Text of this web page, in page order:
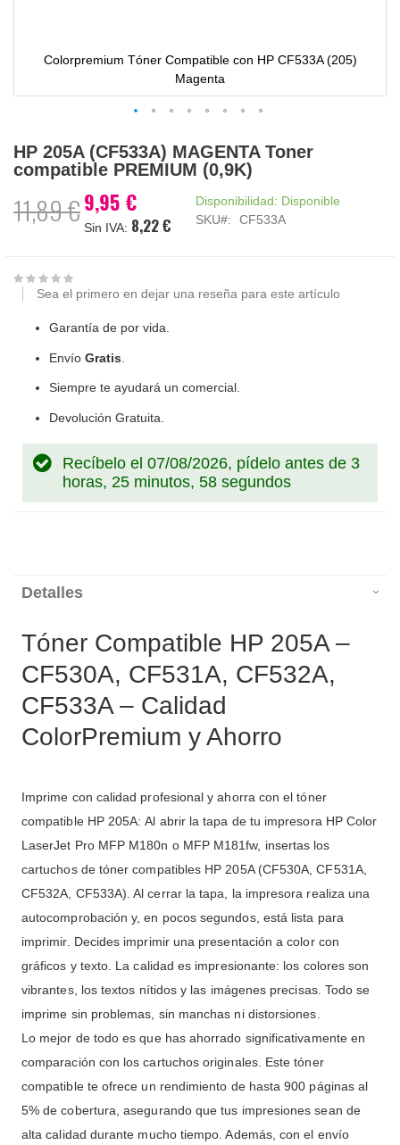
Colorpremium Tóner Compatible con HP CF533A (205)
Magenta
al
comienzo
la
galería
HP 205A (CF533A) MAGENTA Toner
compatible PREMIUM (0,9K)
11,89 € Precio
especial
9,95 €
8,22 €
Disponibilidad: Disponible
SKU
CF533A
Sea el primero en dejar una reseña para este artículo
Garantía de por vida.
Envío Gratis
Siempre te ayudará un comercial.
Devolución Gratuita.
Recíbelo el 07/08/2026, pídelo antes de 3
horas, 25 minutos, 57 segundos
Detalles
Tóner Compatible HP 205A –
CF530A, CF531A, CF532A,
CF533A – Calidad
ColorPremium y Ahorro
Imprime con calidad profesional y ahorra con el tóner
compatible HP 205A: Al abrir la tapa de tu impresora HP Color
LaserJet Pro MFP M180n o MFP M181fw, insertas los
cartuchos de tóner compatibles HP 205A (CF530A, CF531A,
CF532A, CF533A). Al cerrar la tapa, la impresora realiza una
autocomprobación y, en pocos segundos, está lista para
imprimir. Decides imprimir una presentación a color con
gráficos y texto. La calidad es impresionante: los colores son
vibrantes, los textos nítidos y las imágenes precisas. Todo se
imprime sin problemas, sin manchas ni distorsiones.
Lo mejor de todo es que has ahorrado significativamente en
comparación con los cartuchos originales. Este tóner
compatible te ofrece un rendimiento de hasta 900 páginas al
5% de cobertura, asegurando que tus impresiones sean de
alta calidad durante mucho tiempo. Además, con el envío